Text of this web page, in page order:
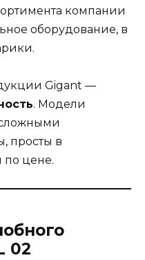
компании
оборудование, в
Gigant —
. Модели
просты в
по цене.
02